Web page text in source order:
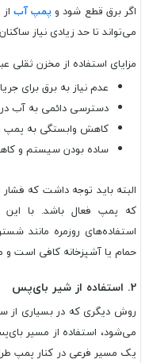
اگر برق قطع شود و پمپ آب
می‌تواند تا حد زیادی نیاز
مزایای استفاده از مخزن ثقلی
عدم نیاز به برق برای
دسترسی دائمی به آب
کاهش وابستگی به پمپ
ساده بودن سیستم و
البته باید توجه داشت که
که پمپ فعال باشد. با این
استفاده‌های روزمره مانند
حمام یا آشپزخانه کافی است و
2. استفاده از شیر بای‌پس
روش دیگری که در بسیاری از
می‌شود، استفاده از مسیر
یک مسیر فرعی در کنار پمپ